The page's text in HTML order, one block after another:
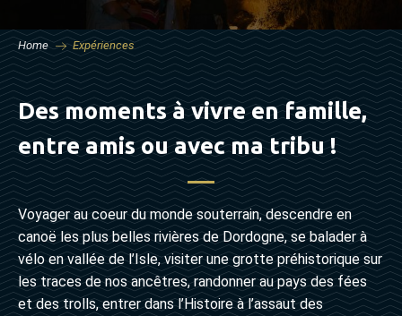
Home Expériences
Des moments à vivre en famille,
entre amis ou avec ma tribu !
Voyager au coeur du monde souterrain, descendre en
canoë les plus belles rivières de Dordogne, se balader à
vélo en vallée de l’Isle, visiter une grotte préhistorique sur
les traces de nos ancêtres, randonner au pays des fées
et des trolls, entrer dans l’Histoire à l’assaut des